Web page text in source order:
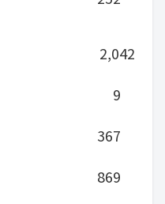
2,042
9
367
869